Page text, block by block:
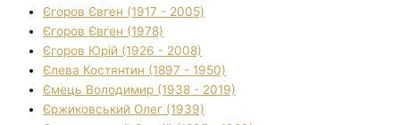
Єгоров Євген (1917 - 2005)
Єгоров Євген (1978)
Єгоров Юрій (1926 - 2008)
Єлева Костянтин (1897 - 1950)
Ємець Володимир (1938 - 2019)
Єржиковський Олег (1939)